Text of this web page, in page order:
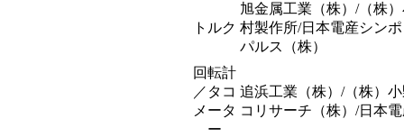
トルク
旭金属工業（株）/（株
村製作所/日本電産シン
パルス（株）
回転計
／タコ
メータ
ー
追浜工業（株）/（株）
コリサーチ（株）/日本